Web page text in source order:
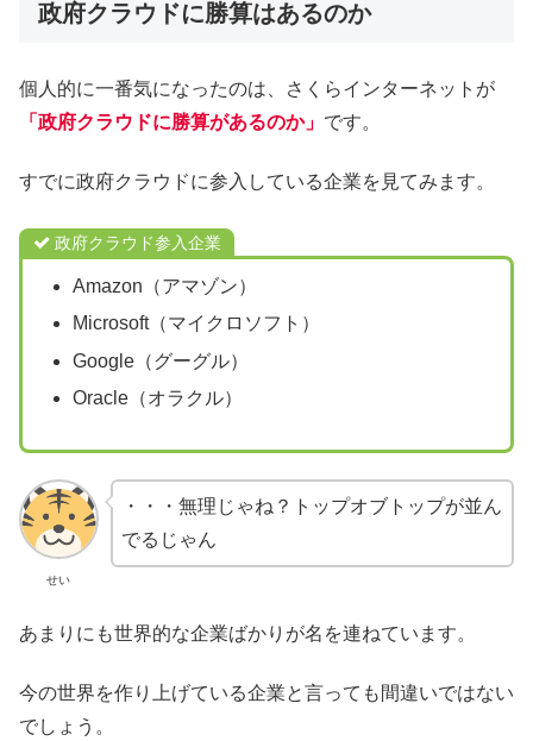
政府クラウドに勝算はあるのか
個人的に一番気になったのは、さくらインターネットが
「政府クラウドに勝算があるのか」 です。
すでに政府クラウドに参入している企業を見てみます。
政府クラウド参入企業
Amazon（アマゾン）
Microsoft（マイクロソフト）
Google（グーグル）
Oracle（オラクル）
せい
・・・無理じゃね？トップオブトップが並ん
でるじゃん
あまりにも世界的な企業ばかりが名を連ねています。
今の世界を作り上げている企業と言っても間違いではない
でしょう。